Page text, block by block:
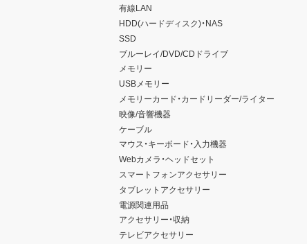
有線LAN
HDD(ハードディスク)・NAS
SSD
ブルーレイ/DVD/CDドライブ
メモリー
USBメモリー
メモリーカード・カードリーダー/ライター
映像/音響機器
ケーブル
マウス・キーボード・入力機器
Webカメラ・ヘッドセット
スマートフォンアクセサリー
タブレットアクセサリー
電源関連用品
アクセサリー・収納
テレビアクセサリー